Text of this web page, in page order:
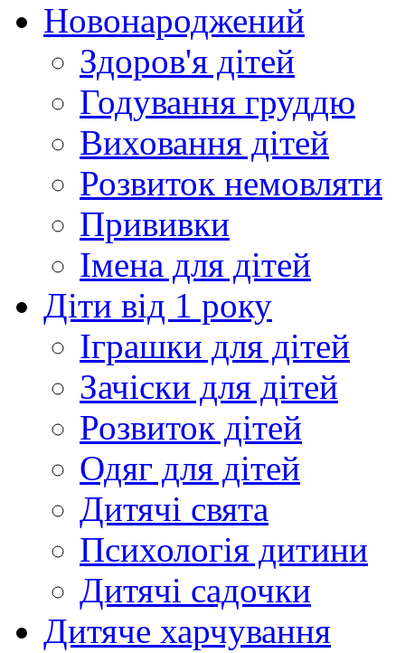
Новонароджений
Здоров'я дітей
Годування груддю
Виховання дітей
Розвиток немовляти
Прививки
Імена для дітей
Діти від 1 року
Іграшки для дітей
Зачіски для дітей
Розвиток дітей
Одяг для дітей
Дитячі свята
Психологія дитини
Дитячі садочки
Дитяче харчування